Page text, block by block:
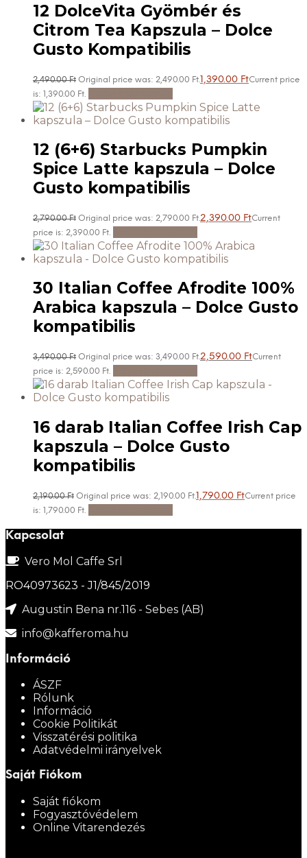
12 DolceVita Gyömbér és
Citrom Tea Kapszula – Dolce
Gusto Kompatibilis
2,490.00Ft Original price was: 2,490.00 Ft.1,390.00 FtCurrent price
is: 1,390.00 Ft.
12 (6+6) Starbucks Pumpkin
Spice Latte kapszula – Dolce
Gusto kompatibilis
2,790.00Ft Original price was: 2,790.00 Ft.2,390.00 FtCurrent
price is: 2,390.00 Ft.
30 Italian Coffee Afrodite 100%
Arabica kapszula – Dolce Gusto
kompatibilis
3,490.00Ft Original price was: 3,490.00 Ft.2,590.00 FtCurrent
price is: 2,590.00 Ft.
16 darab Italian Coffee Irish Cap
kapszula – Dolce Gusto
kompatibilis
2,190.00Ft Original price was: 2,190.00 Ft.1,790.00 FtCurrent price
is: 1,790.00 Ft.
Kapcsolat
Vero Mol Caffe Srl
RO40973623 - J1/845/2019
Augustin Bena nr.116 - Sebes (AB)
info@kafferoma.hu
Információ
ÁSZF
Rólunk
Információ
Cookie Politikát
Visszatérési politika
Adatvédelmi irányelvek
Saját Fiókom
Saját fiókom
Fogyasztóvédelem
Online Vitarendezés